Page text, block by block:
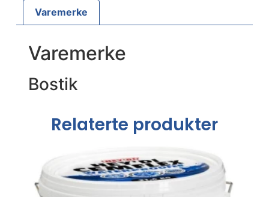
Varemerke
Varemerke
Bostik
Relaterte produkter